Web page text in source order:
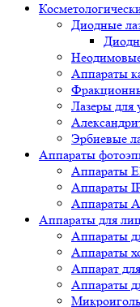
Диодные
Аппараты
Лазеры для
Эрбиевые
Аппараты
Аппараты
Аппараты
Аппараты
Аппараты для
Аппараты
Аппараты
Аппарат
Аппараты